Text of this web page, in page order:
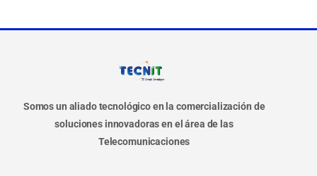
Somos un aliado tecnológico en la comercialización de
soluciones innovadoras en el área de las
Telecomunicaciones